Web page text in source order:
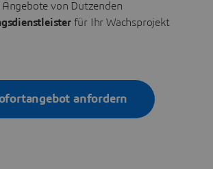
Angebote von Dutzenden
für Ihr Wachsprojekt
anfordern